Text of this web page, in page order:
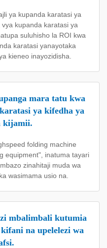
ya kupanda karatasi ya
kupanda karatasi ya
suluhisho la ROI kwa
karatasi yanayotaka
kieneo inayozidisha.
mara tatu kwa
ya kifedha ya
kijamii.
folding machine
equipment", inatuma tayari
zinahitaji muda wa
wasimama usio na.
mbalimbali kutumia
na upelelezi wa